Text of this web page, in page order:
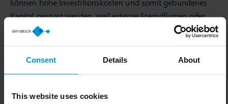
Consent Details About
This website uses cookies
können hohe Investitionskosten und somit gebundenes
Kapital gespart werden, weil externe Fremdfirmen oder
Dienstleister mit ausgewählten
Produktionsprozessen
Kapitalbindungskosten im Lager
senken
Wer eine Senkung des gebundenen Kapitals im eigenen